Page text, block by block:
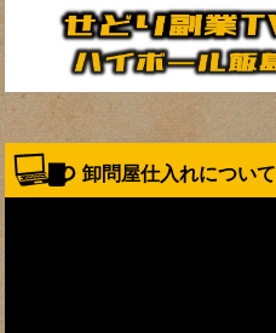
卸問屋仕入れについて